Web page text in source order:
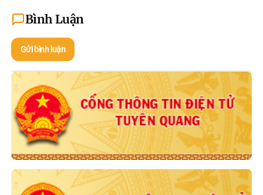
Bình Luận
Gửi bình luận